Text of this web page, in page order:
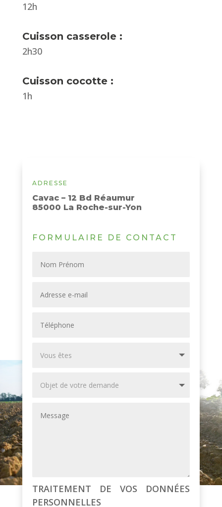
12h
Cuisson casserole :
2h30
Cuisson cocotte :
1h
ADRESSE
Cavac – 12 Bd Réaumur
85000 La Roche-sur-Yon
FORMULAIRE DE CONTACT
TRAITEMENT DE VOS DONNÉES
PERSONNELLES